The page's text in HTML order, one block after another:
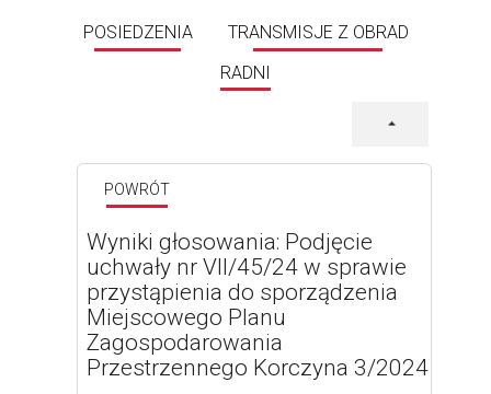
POSIEDZENIA
TRANSMISJE Z OBRAD
RADNI
POWRÓT
Wyniki głosowania: Podjęcie
uchwały nr VII/45/24 w sprawie
przystąpienia do sporządzenia
Miejscowego Planu
Zagospodarowania
Przestrzennego Korczyna 3/2024